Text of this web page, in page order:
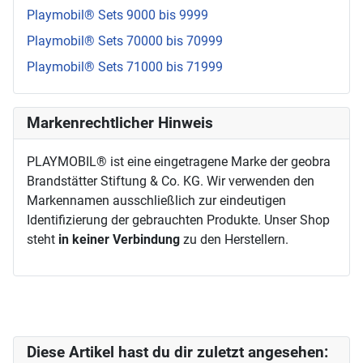
Playmobil® Sets 9000 bis 9999
Playmobil® Sets 70000 bis 70999
Playmobil® Sets 71000 bis 71999
Markenrechtlicher Hinweis
PLAYMOBIL® ist eine eingetragene Marke der geobra
Brandstätter Stiftung & Co. KG. Wir verwenden den
Markennamen ausschließlich zur eindeutigen
Identifizierung der gebrauchten Produkte. Unser Shop
steht in keiner Verbindung zu den Herstellern.
Diese Artikel hast du dir zuletzt angesehen: